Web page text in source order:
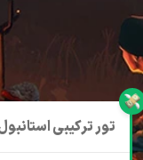
تور
تور ترکیبی استانبول